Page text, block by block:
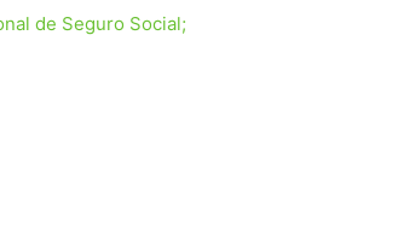
de Seguro Social;